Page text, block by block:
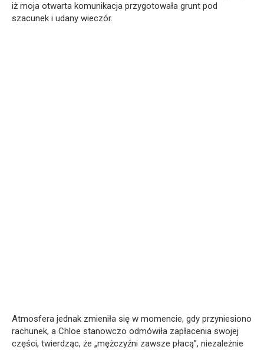
iż moja otwarta komunikacja przygotowała grunt pod
szacunek i udany wieczór.
Atmosfera jednak zmieniła się w momencie, gdy przyniesiono
rachunek, a Chloe stanowczo odmówiła zapłacenia swojej
części, twierdząc, że „mężczyźni zawsze płacą”, niezależnie